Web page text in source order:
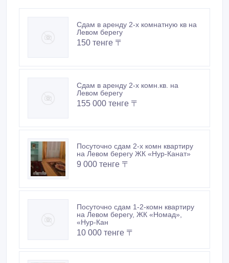
Сдам в аренду 2-х комнатную кв на
Левом берегу
150 тенге 〒
Сдам в аренду 2-х комн.кв. на
Левом берегу
155 000 тенге 〒
Посуточно сдам 2-х комн квартиру
на Левом берегу ЖК «Нур-Канат»
9 000 тенге 〒
Посуточно сдам 1-2-комн квартиру
на Левом берегу, ЖК «Номад»,
«Нур-Кан
10 000 тенге 〒